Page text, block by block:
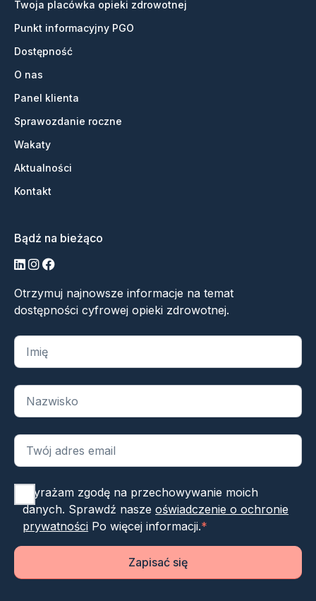
Twoja placówka opieki zdrowotnej
Punkt informacyjny PGO
Dostępność
O nas
Panel klienta
Sprawozdanie roczne
Wakaty
Aktualności
Kontakt
Bądź na bieżąco
LinkedIn
Instagram
Facebook
Otrzymuj najnowsze informacje na temat
dostępności cyfrowej opieki zdrowotnej.
„*” oznacza wymagane pola
Wyrażam zgodę na przechowywanie moich
danych. Sprawdź naszeoświadczenie o ochronie
prywatności Po więcej informacji.*
Zapisać się